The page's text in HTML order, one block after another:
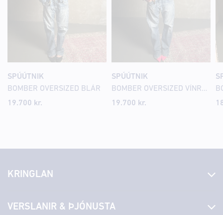
SPÚÚTNIK
BOMBER OVERSIZED BLÁR
19.700 kr.
SPÚÚTNIK
BOMBER OVERSIZED VÍNRAUÐUR
19.700 kr.
KRINGLAN
Laus störf
VERSLANIR & ÞJÓNUSTA